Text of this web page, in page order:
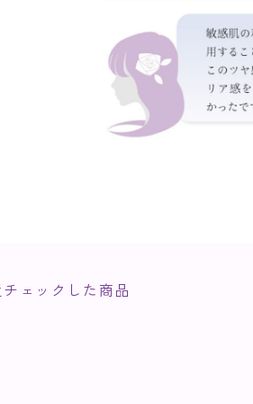
ェックした商品